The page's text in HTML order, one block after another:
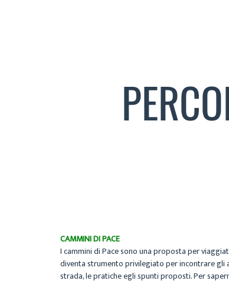
CAMMINI DI PACE
I cammini di Pace sono una proposta per
diventa strumento privilegiato per incontrare gli
strada, le pratiche egli spunti proposti. Per